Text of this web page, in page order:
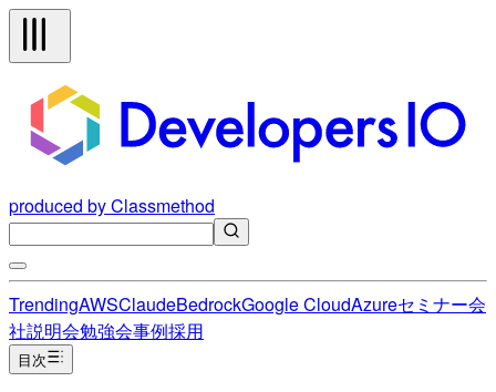
produced by Classmethod
TrendingAWSClaudeBedrockGoogle CloudAzureセミナー会
社説明会勉強会事例採用
目次